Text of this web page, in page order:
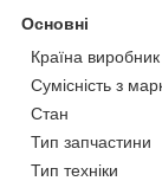
Основні
Країна виробник
Сумісність з
Стан
Тип запчастини
Тип техніки